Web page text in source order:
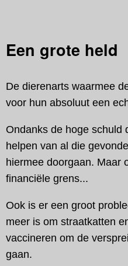
Een grote held
De dierenarts waarmee
voor hun absoluut een
Ondanks de hoge schuld
helpen van al die
hiermee doorgaan. Maar
financiële grens...
Ook is er een groot
meer is om straatkatten
vaccineren om de
gaan.